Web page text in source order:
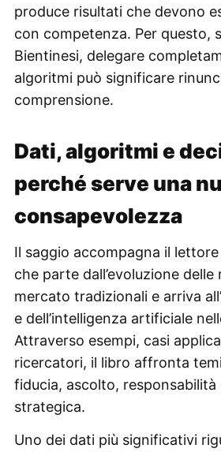
produce risultati che devono
con competenza. Per questo,
Bientinesi, delegare
algoritmi può significare
comprensione.
Dati, algoritmi e
perché serve una
consapevolezza
Il saggio accompagna il
che parte dall’evoluzione delle
mercato tradizionali e arriva
e dell’intelligenza artificiale
Attraverso esempi, casi
ricercatori, il libro affronta
fiducia, ascolto, responsabilità
strategica.
Uno dei dati più significativi